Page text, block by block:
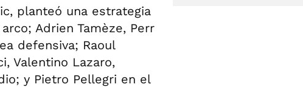
planteó una estrategia
Adrien Tamèze, Perr
defensiva; Raoul
Valentino Lazaro,
y Pietro Pellegri en el